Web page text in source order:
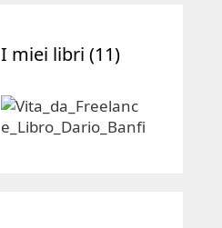
I miei libri (11)